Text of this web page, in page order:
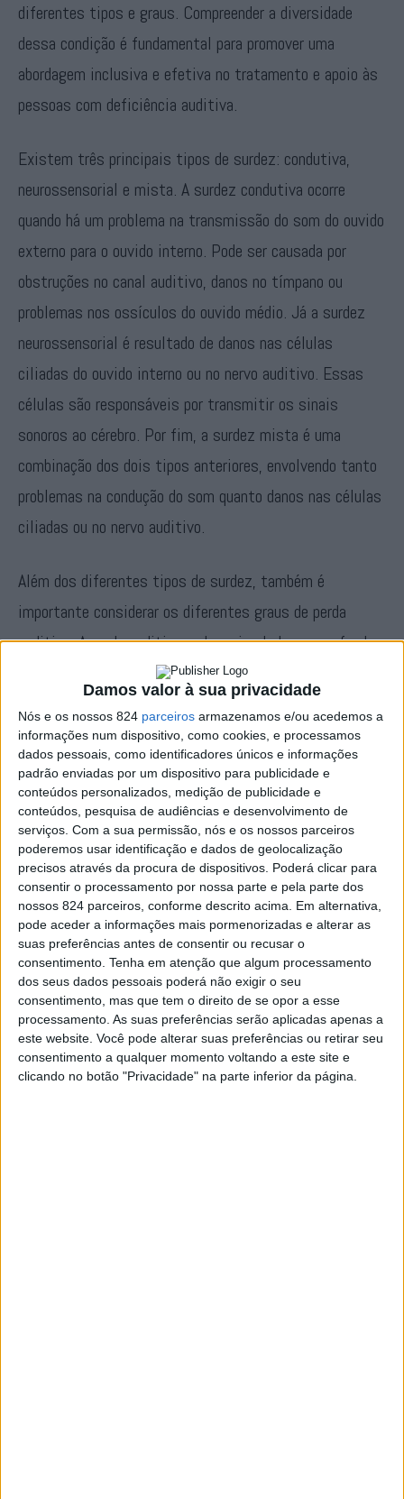
Damos valor à sua privacidade
Nós e os nossos 824 parceiros armazenamos e/ou acedemos a
informações num dispositivo, como cookies, e processamos
dados pessoais, como identificadores únicos e informações
padrão enviadas por um dispositivo para publicidade e
conteúdos personalizados, medição de publicidade e
conteúdos, pesquisa de audiências e desenvolvimento de
serviços. Com a sua permissão, nós e os nossos parceiros
poderemos usar identificação e dados de geolocalização
precisos através da procura de dispositivos. Poderá clicar para
consentir o processamento por nossa parte e pela parte dos
nossos 824 parceiros, conforme descrito acima. Em alternativa,
pode aceder a informações mais pormenorizadas e alterar as
suas preferências antes de consentir ou recusar o
consentimento. Tenha em atenção que algum processamento
dos seus dados pessoais poderá não exigir o seu
consentimento, mas que tem o direito de se opor a esse
processamento. As suas preferências serão aplicadas apenas a
este website. Você pode alterar suas preferências ou retirar seu
consentimento a qualquer momento voltando a este site e
clicando no botão "Privacidade" na parte inferior da página.
diferentes tipos e graus. Compreender a diversidade
dessa condição é fundamental para promover uma
abordagem inclusiva e efetiva no tratamento e apoio às
pessoas com deficiência auditiva.
Existem três principais tipos de surdez: condutiva,
neurossensorial e mista. A surdez condutiva ocorre
quando há um problema na transmissão do som do ouvido
externo para o ouvido interno. Pode ser causada por
obstruções no canal auditivo, danos no tímpano ou
problemas nos ossículos do ouvido médio. Já a surdez
neurossensorial é resultado de danos nas células
ciliadas do ouvido interno ou no nervo auditivo. Essas
células são responsáveis por transmitir os sinais
sonoros ao cérebro. Por fim, a surdez mista é uma
combinação dos dois tipos anteriores, envolvendo tanto
problemas na condução do som quanto danos nas células
ciliadas ou no nervo auditivo.
Além dos diferentes tipos de surdez, também é
importante considerar os diferentes graus de perda
auditiva. A perda auditiva pode variar de leve a profunda,
dependendo da intensidade do som que uma pessoa é
capaz de ouvir. No caso da perda auditiva leve, a pessoa
pode ter dificuldade em ouvir sons suaves ou em
ambientes ruidosos. Já na perda auditiva moderada, a
dificuldade em ouvir é maior e pode afetar a comunicação
quotidiana. Na perda auditiva severa, a pessoa é incapaz
de ouvir a maioria dos sons. Por fim, na perda auditiva
profunda, a pessoa não consegue ouvir nenhum ou “quase”
nenhum som.
É importante ressalvar que a deficiência auditiva não
deve ser avaliada apenas em termos de “ouvir” ou “não
ouvir”. Cada tipo e grau de surdez traz consigo uma
experiência auditiva única e complexa. Ao reconhecer